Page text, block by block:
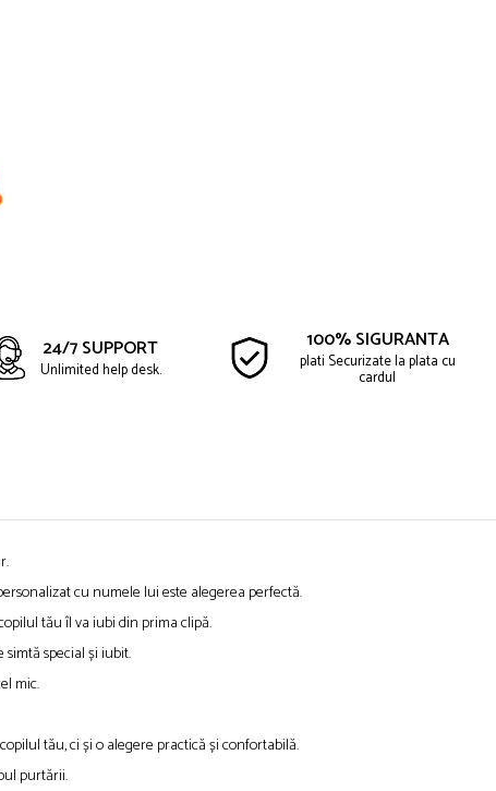
24/7 SUPPORT
Unlimited help desk.
100% SIGURANTA
plati Securizate la plata cu
cardul
cu numele lui este alegerea perfectă.
tău îl va iubi din prima clipă.
special și iubit.
mic.
tău, ci și o alegere practică și confortabilă.
purtării.